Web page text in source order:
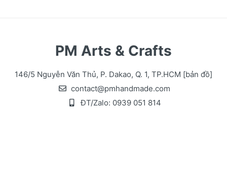
PM Arts & Crafts
146/5 Nguyễn Văn Thủ, P. Dakao, Q. 1, TP.HCM [bản đồ]
contact@pmhandmade.com
ĐT/Zalo: 0939 051 814